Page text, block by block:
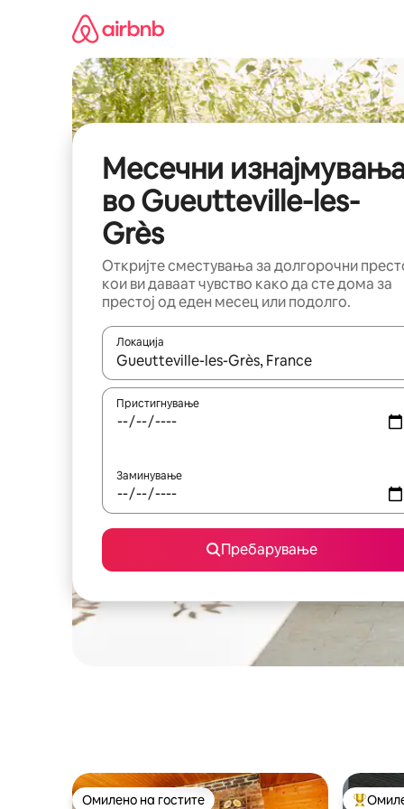
Месечни
во Gueutteville-les-
Grès
Откријте сместувања за долгорочни
кои ви даваат чувство како да сте дома за
престој од еден месец или подолго.
Локација
Кога резултатите се достапни, движете се со
Пристигнување
Заминување
Пребарување
Омилено на гостите